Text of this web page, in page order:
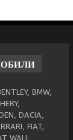
BMW,
DACIA,
FIAT,
WALL,